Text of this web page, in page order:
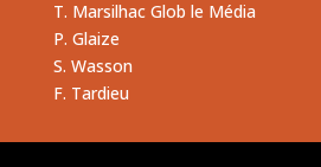
T. Marsilhac Glob le Média
P. Glaize
S. Wasson
F. Tardieu